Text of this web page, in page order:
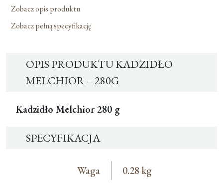
Zobacz opis produktu
Zobacz pełną specyfikację
OPIS PRODUKTU KADZIDŁO
MELCHIOR – 280G
Kadzidło Melchior 280 g
SPECYFIKACJA
Waga 0.28 kg